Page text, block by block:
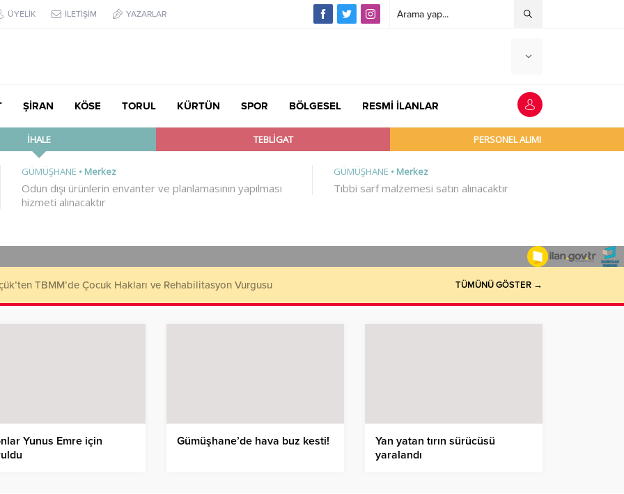
ÜYELİK İLETİŞİM YAZARLAR
ŞİRAN KÖSE TORUL KÜRTÜN SPOR BÖLGESEL RESMİ İLANLAR
TBMM’de Çocuk Hakları ve Rehabilitasyon Vurgusu TÜMÜNÜ GÖSTER →
Yunus Emre için
Gümüşhane’de hava buz kesti!
Yan yatan tırın sürücüsü
yaralandı